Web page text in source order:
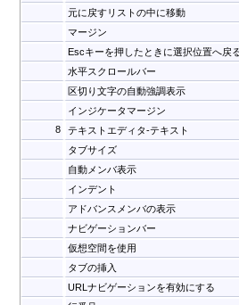
元に戻すリストの中に移動
マージン
Escキーを押したときに選択位置へ戻
水平スクロールバー
区切り文字の自動強調表示
インジケータマージン
8
テキストエディタ-テキスト
タブサイズ
自動メンバ表示
インデント
アドバンスメンバの表示
ナビゲーションバー
仮想空間を使用
タブの挿入
URLナビゲーションを有効にする